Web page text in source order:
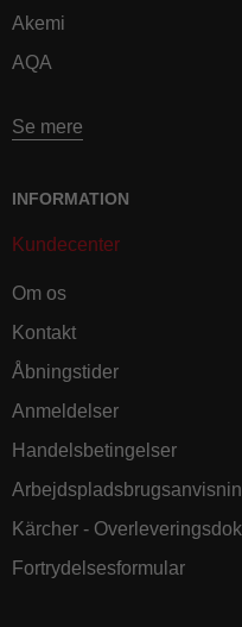
Akemi
AQA
Se mere
INFORMATION
Kundecenter
Om os
Kontakt
Åbningstider
Anmeldelser
Handelsbetingelser
Kärcher -
Fortrydelsesformular